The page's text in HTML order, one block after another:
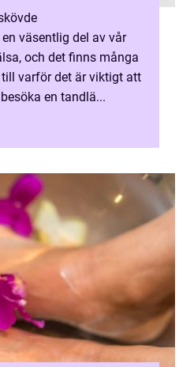
väsentlig del av vår
och det finns många
varför det är viktigt att
en tandlä...